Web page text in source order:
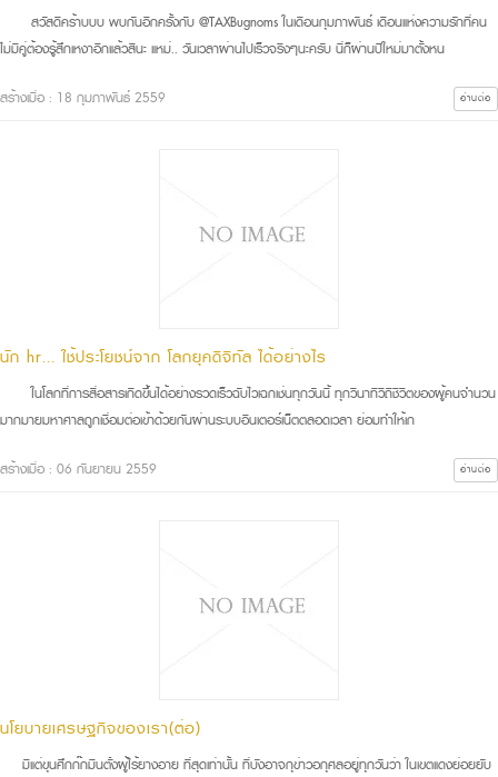
สวัสดีคร้าบบบ พบกันอีกครั้งกับ @TAXBugnoms ในเดือนกุมภาพันธ์ เดือนแห่งความรักที่คน
ไม่มีคู่ต้องรู้สึกเหงาอีกแล้วสินะ แหม่.. วันเวลาผ่านไปเร็วจริงๆนะครับ นี่ก็ผ่านปีใหม่มาตั้งหน
สร้างเมื่อ : 18 กุมภาพันธ์ 2559 อ่านต่อ
นัก hr... ใช้ประโยชน์จาก โลกยุคดิจิทัล ได้อย่างไร
ในโลกที่การสื่อสารเกิดขึ้นได้อย่างรวดเร็วฉับไวเฉกเช่นทุกวันนี้ ทุกวินาทีวิถีชีวิตของผู้คนจำนวน
มากมายมหาศาลถูกเชื่อมต่อเข้าด้วยกันผ่านระบบอินเตอร์เน็ตตลอดเวลา ย่อมทำให้เก
สร้างเมื่อ : 06 กันยายน 2559 อ่านต่อ
นโยบายเศรษฐกิจของเรา(ต่อ)
มีแต่ขุนศึกก๊กมินตั๋งผู้ไร้ยางอาย ที่สุดเท่านั้น ที่บังอาจกุข่าวอกุศลอยู่ทุกวันว่า ในเขตแดงย่อยยับ